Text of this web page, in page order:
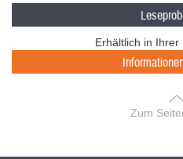
Erhältlich in Ihrer
Zum